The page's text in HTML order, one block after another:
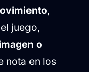
,
juego,
o
nota en los